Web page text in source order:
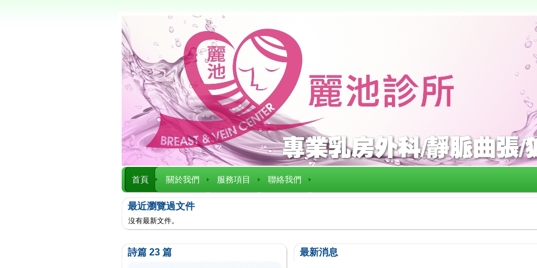
首頁 關於我們 服務項目 聯絡我們
最近瀏覽過文件
沒有最新文件。
詩篇 23 篇 最新消息